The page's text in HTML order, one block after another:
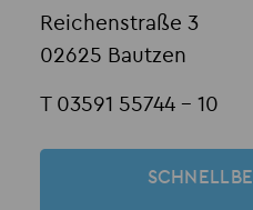
Reichenstraße 3
02625 Bautzen
T 03591 55744 - 10